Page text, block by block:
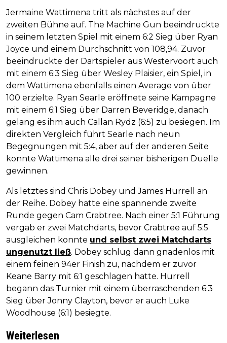
Jermaine Wattimena tritt als nächstes auf der
zweiten Bühne auf. The Machine Gun beeindruckte
in seinem letzten Spiel mit einem 6:2 Sieg über Ryan
Joyce und einem Durchschnitt von 108,94. Zuvor
beeindruckte der Dartspieler aus Westervoort auch
mit einem 6:3 Sieg über Wesley Plaisier, ein Spiel, in
dem Wattimena ebenfalls einen Average von über
100 erzielte. Ryan Searle eröffnete seine Kampagne
mit einem 6:1 Sieg über Darren Beveridge, danach
gelang es ihm auch Callan Rydz (6:5) zu besiegen. Im
direkten Vergleich führt Searle nach neun
Begegnungen mit 5:4, aber auf der anderen Seite
konnte Wattimena alle drei seiner bisherigen Duelle
gewinnen.
Als letztes sind Chris Dobey und James Hurrell an
der Reihe. Dobey hatte eine spannende zweite
Runde gegen Cam Crabtree. Nach einer 5:1 Führung
vergab er zwei Matchdarts, bevor Crabtree auf 5:5
ausgleichen konnte und selbst zwei Matchdarts
ungenutzt ließ. Dobey schlug dann gnadenlos mit
einem feinen 94er Finish zu, nachdem er zuvor
Keane Barry mit 6:1 geschlagen hatte. Hurrell
begann das Turnier mit einem überraschenden 6:3
Sieg über Jonny Clayton, bevor er auch Luke
Woodhouse (6:1) besiegte.
Weiterlesen